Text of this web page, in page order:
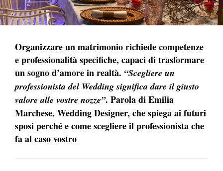
Organizzare un matrimonio richiede competenze
e professionalità specifiche, capaci di trasformare
un sogno d’amore in realtà. “Scegliere un
professionista del Wedding significa dare il giusto
valore alle vostre nozze”. Parola di Emilia
Marchese, Wedding Designer, che spiega ai futuri
sposi perché e come scegliere il professionista che
fa al caso vostro